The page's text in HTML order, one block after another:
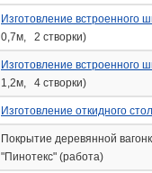
Изготовление встроенного
0,7м, 2 створки)
Изготовление встроенного
1,2м, 4 створки)
Изготовление откидного
Покрытие деревянной
"Пинотекс" (работа)